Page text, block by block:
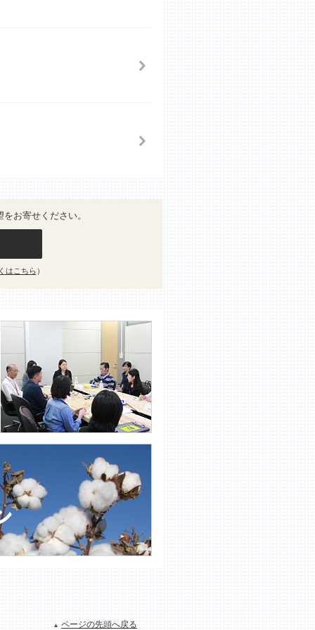
お寄せください。
はこちら ）
ページの先頭へ戻る